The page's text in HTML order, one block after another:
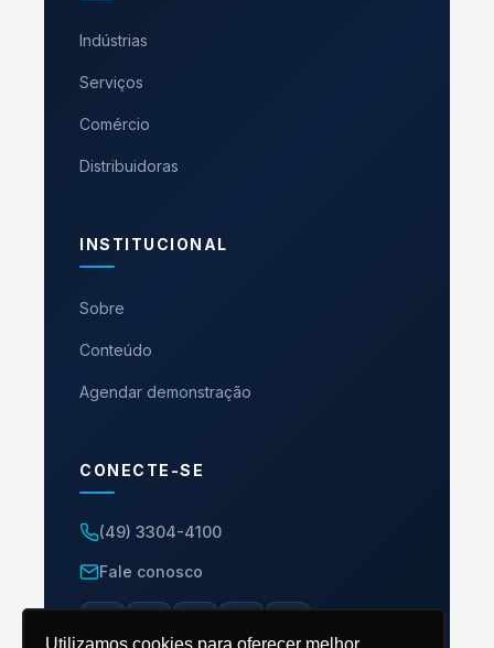
Indústrias
Serviços
Comércio
Distribuidoras
INSTITUCIONAL
Sobre
Conteúdo
Agendar demonstração
CONECTE-SE
(49) 3304-4100
Fale conosco